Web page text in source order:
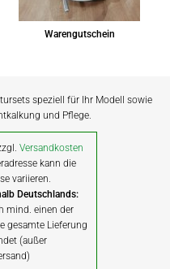
Warengutschein
speziell für Ihr Modell sowie
und Pflege.
Versandkosten
kann die
variieren.
Deutschlands:
mind. einen der
gesamte Lieferung
(außer